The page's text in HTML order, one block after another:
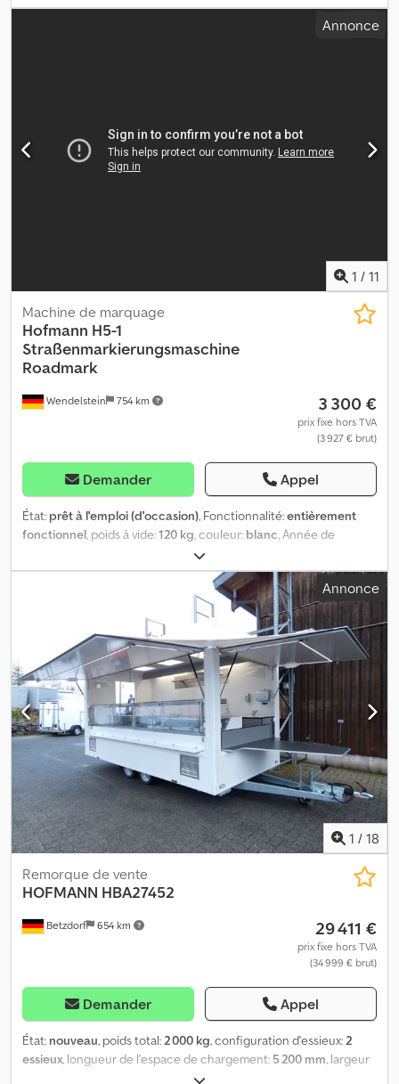
Année de construction:1995, Machine de marquage : + Hofmann
+ H8-1 + Année de construction : 1995 + 175 kg + Moteur Honda
Annonce
1 / 11
Wendelstein 754 km
Machine de marquage
Hofmann H5-1
Straßenmarkierungsmaschine
Roadmark
3 300 €
prix fixe hors TVA
(3 927 € brut)
Demander Appel
État: prêt à l'emploi (d'occasion), Fonctionnalité:entièrement
fonctionnel , poids à vide:120 kg , couleur: blanc , Année de
, Machine de marquage : + Hofmann + H5-1
Chedpfx Agjwift Is Aea + Année de construction : 2004 + Poids :
120 kg + Moteur Honda GX160, 5,5 ch + Provenance : parc
municipal Recevez par e-mail tous les nouveaux véhicules mis en
ligne : inscrivez-vous à notre NEWSLETTER ! Sous réserve
d’erreurs ou fautes de frappe, vente préalable réservée.
Annonce
1 / 18
Betzdorf 654 km
Remorque de vente
HOFMANN HBA27452
29 411 €
prix fixe hors TVA
(34 999 € brut)
Demander Appel
État: nouveau, poids total:2 000 kg, configuration d'essieux:2
essieux, longueur de l'espace de chargement: 5 200 mm, largeur
2 200 mm